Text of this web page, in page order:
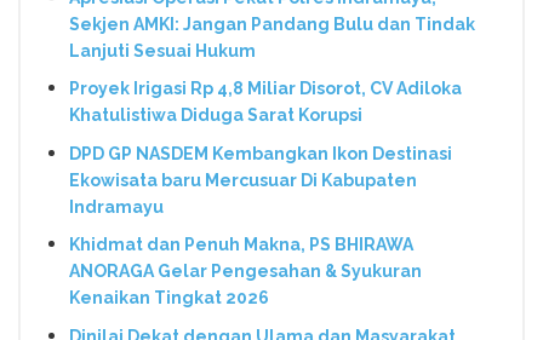
Sekjen AMKI: Jangan Pandang Bulu dan Tindak
Lanjuti Sesuai Hukum
Proyek Irigasi Rp 4,8 Miliar Disorot, CV Adiloka
Khatulistiwa Diduga Sarat Korupsi
DPD GP NASDEM Kembangkan Ikon Destinasi
Ekowisata baru Mercusuar Di Kabupaten
Indramayu
Khidmat dan Penuh Makna, PS BHIRAWA
ANORAGA Gelar Pengesahan & Syukuran
Kenaikan Tingkat 2026